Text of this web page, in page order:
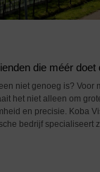
die méér doet
niet genoeg is? Voor
het niet alleen om
en precisie. Koba
bedrijf specialiseert